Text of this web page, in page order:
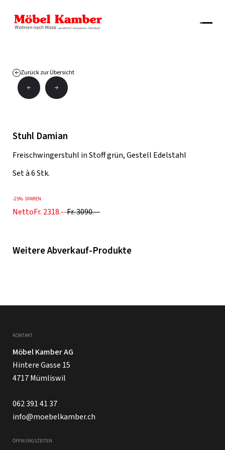
Zurück zur Übersicht
Stuhl Damian
Freischwingerstuhl in Stoff grün, Gestell Edelstahl
Set à 6 Stk.
-25% SPAREN
NettoFr. 2318.--Fr. 3090.--
Weitere Abverkauf-Produkte
KONTAKT
Möbel Kamber AG
Hintere Gasse 15
4717 Mümliswil
062 391 41 37
info@moebelkamber.ch
ÖFFNUNGSZEITEN